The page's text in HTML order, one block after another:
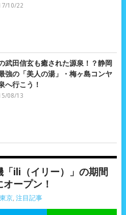
10/22
武田信玄も癒された源泉！？静岡
強の「美人の湯」・梅ヶ島コンヤ
へ行こう！
08/13
ili（イリー）」の期間
ープン！
東京, 注目記事